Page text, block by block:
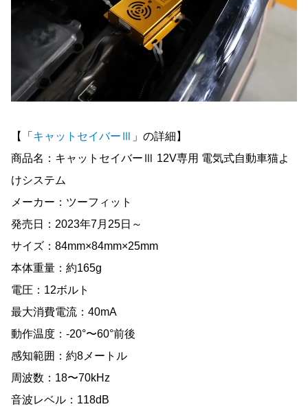
【「 キャットセイバーⅢ
」の詳細】
商品名：キャットセイバーⅢ 12V専用 電気式自動車猫よ
けシステム
メーカー：ツーフィット
発売日：2023年7月25日～
サイズ：84mm×84mm×25mm
本体重量：約165g
電圧：12ボルト
最大消費電流：40mA
動作温度：-20°〜60°前後
感知範囲：約8メートル
周波数：18〜70kHz
音波レベル：118dB